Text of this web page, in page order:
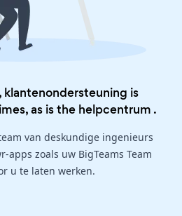
is
as is the helpcentrum .
van deskundige ingenieurs
apps zoals uw BigTeams Team
u te laten werken.